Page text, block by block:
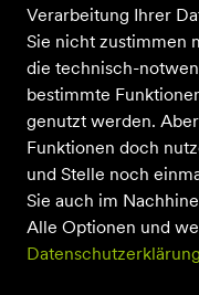
Verarbeitung Ihrer
Sie nicht zustimmen
die technisch-
bestimmte
genutzt werden.
Funktionen doch
und Stelle noch
Sie auch im
Alle Optionen und
Datenschutzerklärung
stuf
St. Tropez 5-L